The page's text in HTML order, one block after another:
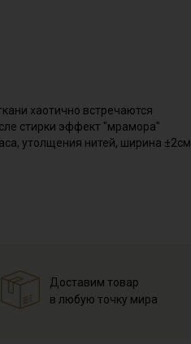
хаотично встречаются
стирки эффект "мрамора"
утолщения нитей, ширина ±2см.
свойство линять особенно при
Доставим товар
в любую точку мира